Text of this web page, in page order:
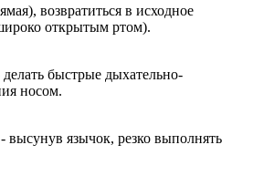
возвратиться в исходное
открытым ртом).
быстрые дыхательно-
носом.
язычок, резко выполнять